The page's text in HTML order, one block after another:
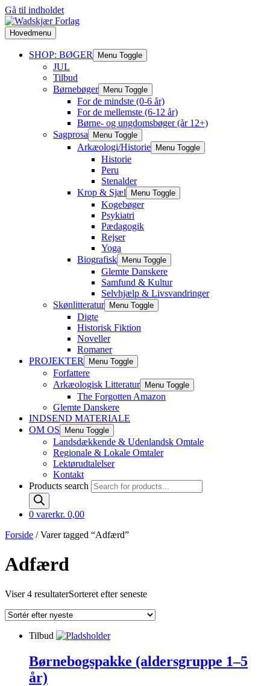
Gå til indholdet
Hovedmenu
SHOP: BØGER Menu Toggle
JUL
Tilbud
Børnebøger
Menu Toggle
For de mindste (0-6 år)
For de mellemste (6-12 år)
Børne- og ungdomsbøger (år 12+)
Sagprosa
Menu Toggle
Arkæologi/Historie Menu Toggle
Historie
Peru
Stenalder
Krop & Sjæl
Menu Toggle
Kogebøger
Psykiatri
Pædagogik
Rejser
Yoga
Biografisk
Menu Toggle
Glemte Danskere
Samfund & Kultur
Selvhjælp & Livsvandringer
Skønlitteratur
Menu Toggle
Digte
Historisk Fiktion
Noveller
Romaner
PROJEKTER
Menu Toggle
Forfattere
Arkæologisk Litteratur
Menu Toggle
The Forgotten Amazon
Glemte Danskere
INDSEND MATERIALE
OM OS
Menu Toggle
Landsdækkende & Udenlandsk Omtale
Regionale & Lokale Omtaler
Lektørudtalelser
Kontakt
Products search
0 varerkr. 0,00
Forside / Varer tagged “Adfærd”
Adfærd
Viser 4 resultaterSorteret efter seneste
Tilbud
Børnebogspakke (aldersgruppe 1–5
år)